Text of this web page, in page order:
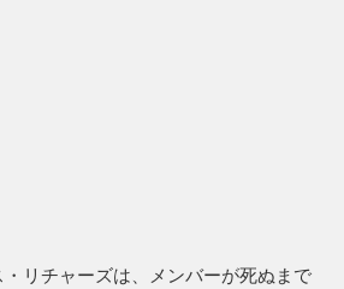
リチャーズは、メンバーが死ぬまで